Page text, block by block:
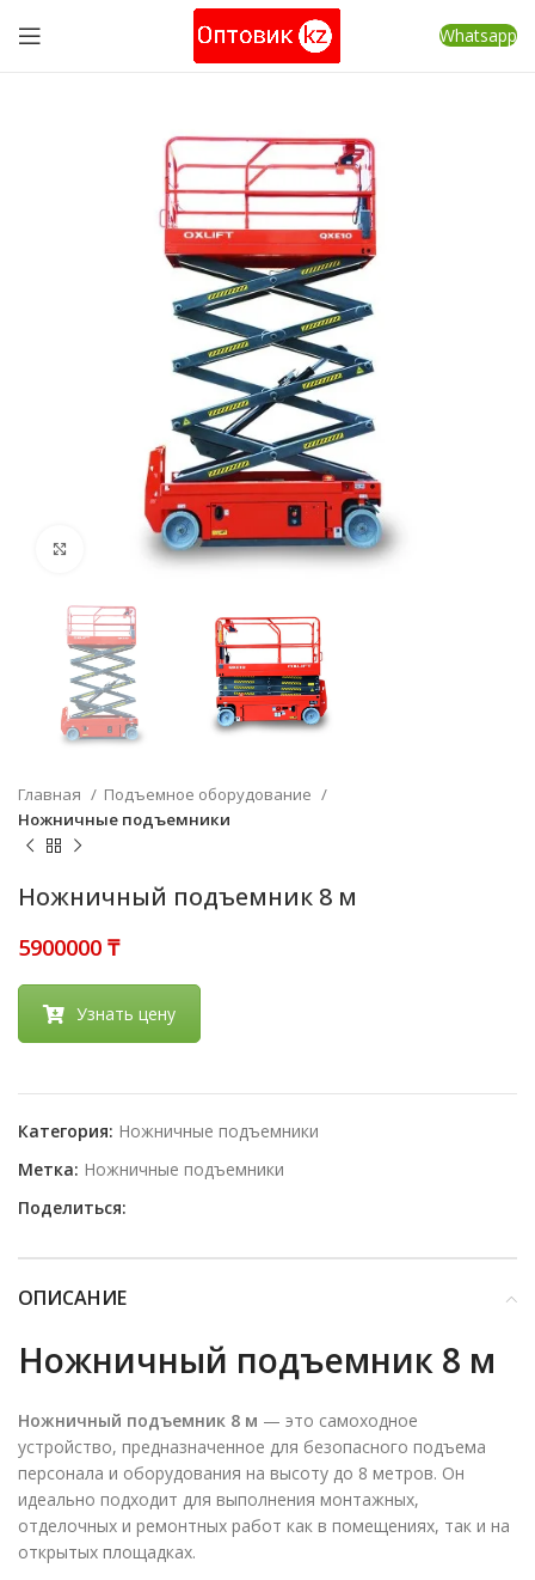
Whatsapp
Нажмите, чтобы увеличить
Главная
Подъемное оборудование
Ножничные подъемники
Ножничный подъемник 8 м
₸
Узнать цену
Категория: Ножничные подъемники
Метка: Ножничные подъемники
Поделиться:
ОПИСАНИЕ
Ножничный подъемник 8 м
Ножничный подъемник 8 м — это самоходное
устройство, предназначенное для безопасного подъема
персонала и оборудования на высоту до 8 метров. Он
идеально подходит для выполнения монтажных,
отделочных и ремонтных работ как в помещениях, так и на
открытых площадках.